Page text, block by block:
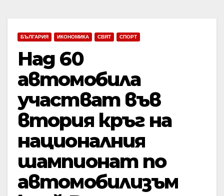
БЪЛГАРИЯ ИКОНОМИКА СВЯТ СПОРТ
Над 60
автомобила
участват във
втория кръг на
националния
шампионат по
автомобилизъм